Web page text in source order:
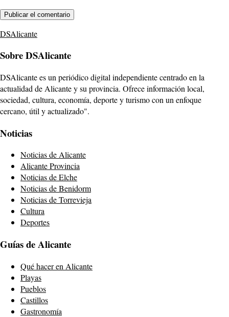
DSAlicante
Sobre DSAlicante
DSAlicante es un periódico digital independiente centrado en la
actualidad de Alicante y su provincia. Ofrece información local,
sociedad, cultura, economía, deporte y turismo con un enfoque
cercano, útil y actualizado".
Noticias
Noticias de Alicante
Alicante Provincia
Noticias de Elche
Noticias de Benidorm
Noticias de Torrevieja
Cultura
Deportes
Guías de Alicante
Qué hacer en Alicante
Playas
Pueblos
Castillos
Gastronomía